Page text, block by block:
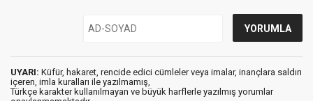
UYARI: Küfür, hakaret, rencide edici cümleler veya imalar, inançlara saldırı
içeren, imla kuralları ile yazılmamış,
Türkçe karakter kullanılmayan ve büyük harflerle yazılmış yorumlar